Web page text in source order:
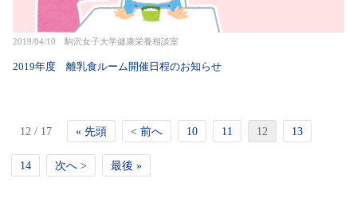
2019/04/10 駒沢女子大学健康栄養相談室
2019年度 離乳食ルーム開催日程のお知らせ
12 / 17 « 先頭 < 前へ 10 11 12 13
14 次へ > 最後 »